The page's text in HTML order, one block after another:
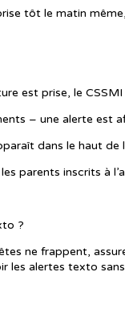
tôt le matin
est prise, le
– une alerte est
dans le haut de
parents inscrits à
?
ne frappent,
les alertes texto